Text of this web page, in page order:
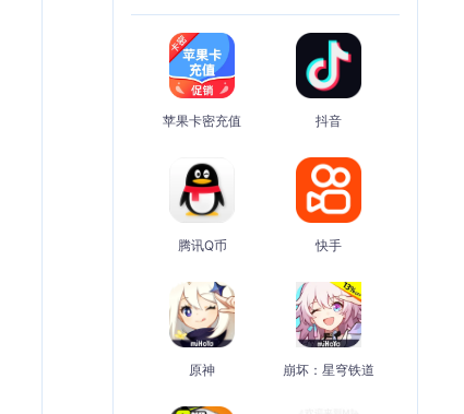
苹果卡密充值 抖音
腾讯Q币 快手
原神 崩坏：星穹铁道